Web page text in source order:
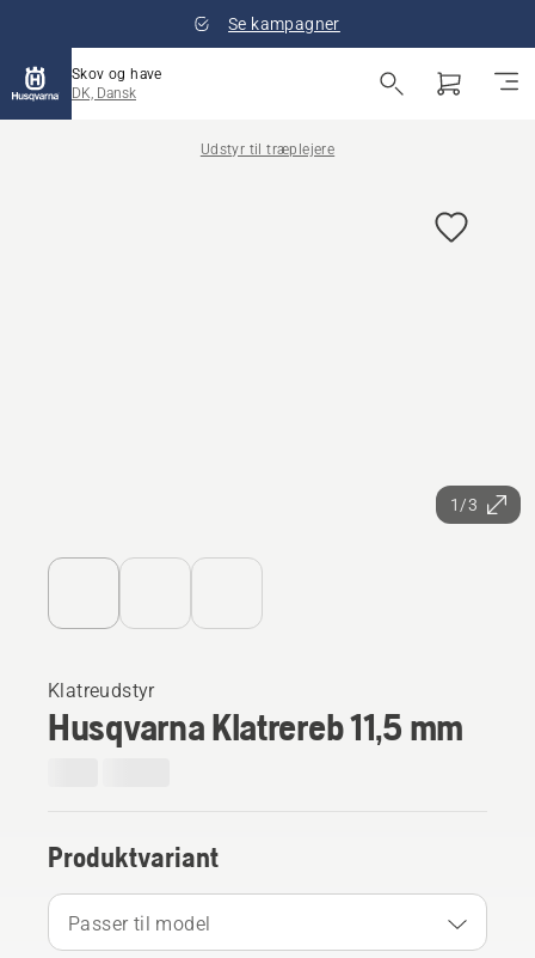
Se kampagner
Skov og have
DK, Dansk
Udstyr til træplejere
1/3
Klatreudstyr
Husqvarna Klatrereb 11,5 mm
Produktvariant
Passer til model